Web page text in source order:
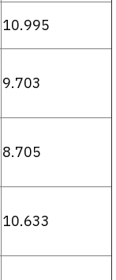
10.995
9.703
8.705
10.633